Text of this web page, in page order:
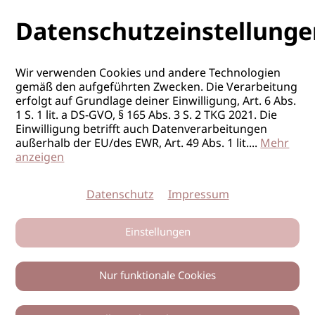
Wir verwenden Cookies und andere Technologien
gemäß den aufgeführten Zwecken. Die Verarbeitung
erfolgt auf Grundlage deiner Einwilligung, Art. 6 Abs.
1 S. 1 lit. a DS-GVO, § 165 Abs. 3 S. 2 TKG 2021. Die
Einwilligung betrifft auch Datenverarbeitungen
außerhalb der EU/des EWR, Art. 49 Abs. 1 lit....Mehr
anzeigen
Datenschutz Impressum
Einstellungen
Nur funktionale Cookies